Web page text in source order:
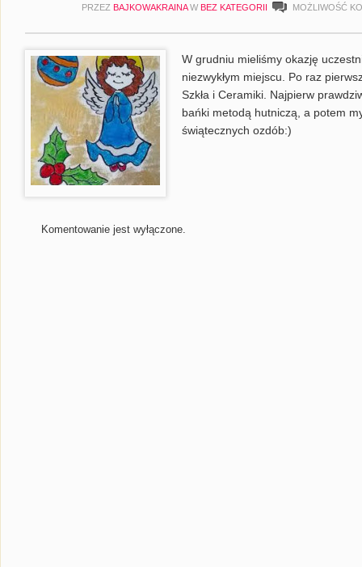
PRZEZ BAJKOWAKRAINA W BEZ KATEGORII MOŻLIWOŚĆ
W grudniu mieliśmy okazję
niezwykłym miejscu. Po raz
Szkła i Ceramiki. Najpierw
bańki metodą hutniczą, a potem
świątecznych ozdób:)
Komentowanie jest wyłączone.